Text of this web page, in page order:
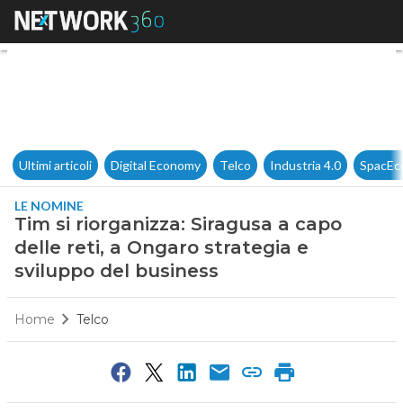
Tim si riorganizza: Siragusa
Ultimi articoli Digital Economy Telco Industria 4.0
LE NOMINE
Tim si riorganizza: Siragusa a capo
delle reti, a Ongaro strategia e
sviluppo del business
Home Telco